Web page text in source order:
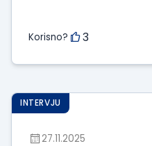
Korisno? 3
INTERVJU
27.11.2025